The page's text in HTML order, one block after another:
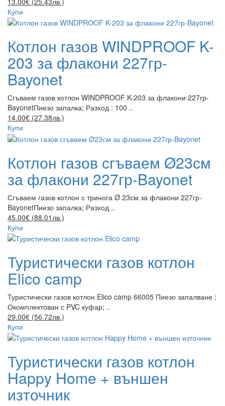
Купи
Котлон газов WINDPROOF K-
203 за флакони 227гр-
Bayonet
Сгъваем газов котлон WINDPROOF K-203 за флакони 227гр-
BayonetПиезо запалка; Разход : 100 ..
14.00€ (27.38лв.)
Купи
Котлон газов сгъваем Ø23см
за флакони 227гр-Bayonet
Сгъваем газов котлон с тринога Ø 23см за флакони 227гр-
BayonetПиезо запалка; Разход ..
45.00€ (88.01лв.)
Купи
Туристически газов котлон
Elico camp
Туристически газов котлон Elico camp 66005 Пиезо запалване ;
Окомплектован с PVC куфар; ..
29.00€ (56.72лв.)
Купи
Туристически газов котлон
Happy Home + външен
източник